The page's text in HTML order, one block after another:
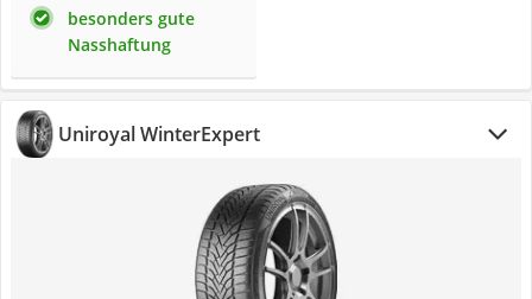
besonders gute
Nasshaftung
Uniroyal WinterExpert